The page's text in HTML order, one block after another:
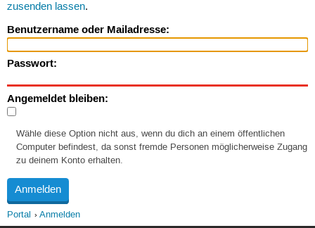
zusenden lassen.
Benutzername oder Mailadresse:
Passwort:
Angemeldet bleiben:
Wähle diese Option nicht aus, wenn du dich an einem öffentlichen
Computer befindest, da sonst fremde Personen möglicherweise Zugang
zu deinem Konto erhalten.
Portal Anmelden